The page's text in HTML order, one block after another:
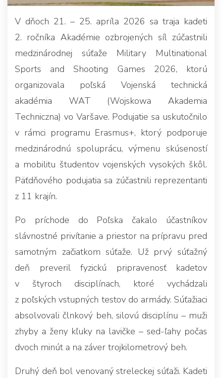
V dňoch 21. – 25. apríla 2026 sa traja kadeti
2. ročníka Akadémie ozbrojených síl zúčastnili
medzinárodnej súťaže Military Multinational
Sports and Shooting Games 2026, ktorú
organizovala poľská Vojenská technická
akadémia WAT (Wojskowa Akademia
Techniczna) vo Varšave. Podujatie sa uskutočnilo
v rámci programu Erasmus+, ktorý podporuje
medzinárodnú spoluprácu, výmenu skúseností
a mobilitu študentov vojenských vysokých škôl.
Päťdňového podujatia sa zúčastnili reprezentanti
z 11 krajín.
Po príchode do Poľska čakalo účastníkov
slávnostné privítanie a priestor na prípravu pred
samotným začiatkom súťaže. Už prvý súťažný
deň preveril fyzickú pripravenosť kadetov
v štyroch disciplínach, ktoré vychádzali
z poľských vstupných testov do armády. Súťažiaci
absolvovali člnkový beh, silovú disciplínu – muži
zhyby a ženy kľuky na lavičke – sed-ľahy počas
dvoch minút a na záver trojkilometrový beh.
Druhý deň bol venovaný streleckej súťaži. Kadeti